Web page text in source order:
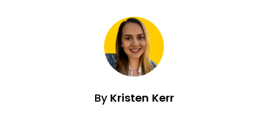
By Kristen Kerr